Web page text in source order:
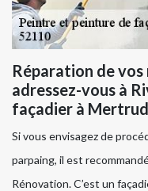
Réparation de vos
adressez-vous à
façadier à
Si vous envisagez de
parpaing, il est
Rénovation. C’est un